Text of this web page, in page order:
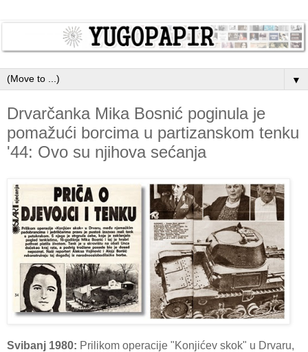
▼
Drvarčanka Mika Bosnić poginula je
pomažući borcima u partizanskom tenku
'44: Ovo su njihova sećanja
Svibanj 1980: Prilikom operacije "Konjićev skok" u Drvaru,